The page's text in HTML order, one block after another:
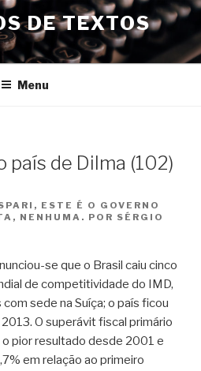
DE TEXTOS
Menu
país de Dilma (102)
ESTE É O GOVERNO
NENHUMA. POR SÉRGIO
se que o Brasil caiu cinco
de competitividade do IMD,
sede na Suíça; o país ficou
O superávit fiscal primário
pior resultado desde 2001 e
em relação ao primeiro